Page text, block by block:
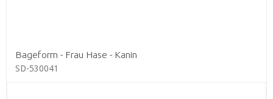
Bageform - Frau Hase - Kanin
SD-530041